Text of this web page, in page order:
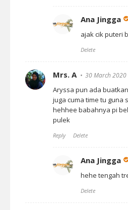
Ana Jingga
ajak cik puteri
Delete
Mrs. A 30 March
Aryssa pun ada
juga cuma time tu guna
hehhee babahnya pi
pulek
Reply Delete
Ana Jingga
hehe tengah
Delete